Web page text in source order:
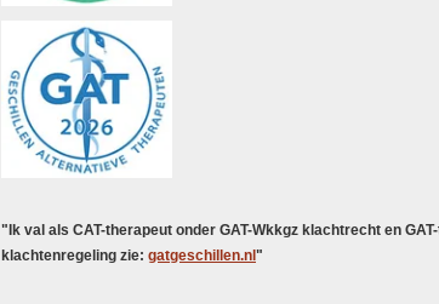
"Ik val als CAT-therapeut onder GAT-Wkkgz klachtrecht en
klachtenregeling zie: gatgeschillen.nl "